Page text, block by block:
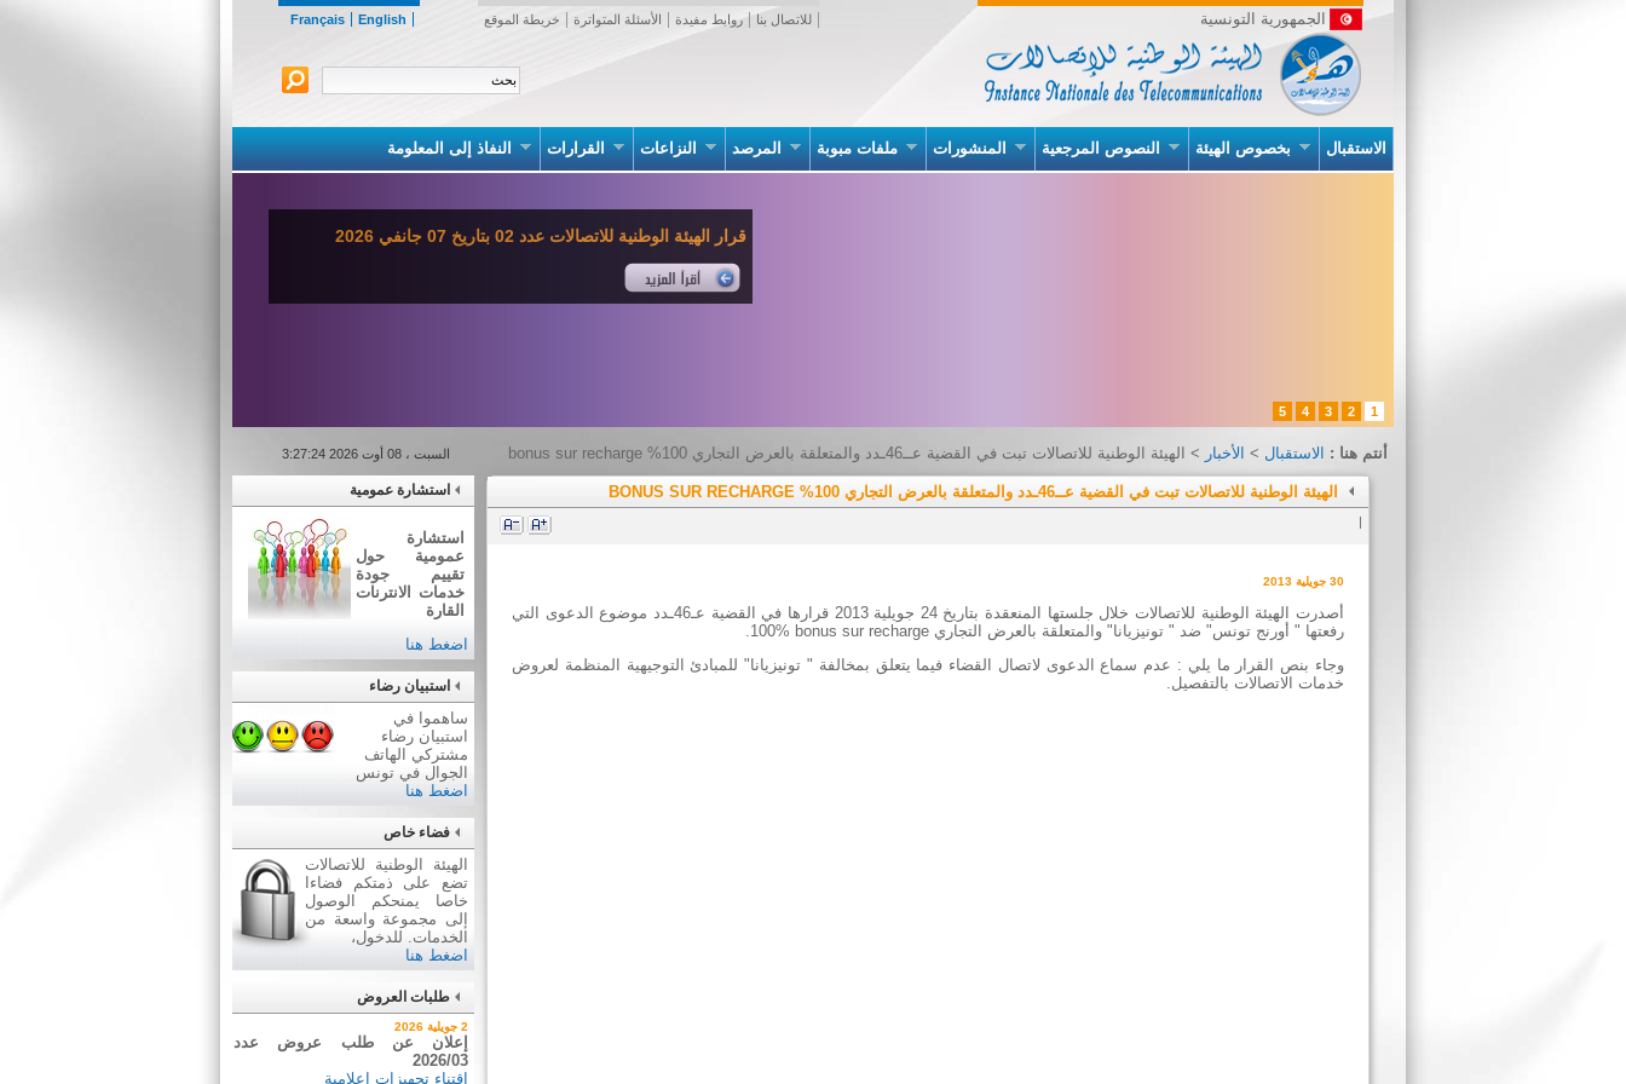
Français English للاتصال بنا روابط مفيدة الأسئلة المتواترة خريطة الموقع الجمهورية التونسية
الاستقبال بخصوص الهيئة النصوص المرجعية المنشورات ملفات مبوبة المرصد النزاعات القرارات النفاذ إلى المعلومة
قرار الهيئة الوطنية للاتصالات عدد 02 بتاريخ 07 جانفي 2026
1
2
3
4
5
أنتم هنا : الاستقبال > الأخبار > الهيئة الوطنية للاتصالات تبت في القضية عــ46ـدد والمتعلقة بالعرض التجاري 100% bonus sur recharge السبت ، 08 أوت 2026 3:27:24
استشارة عمومية
استشارة
عمومية حول
تقييم جودة
خدمات الانترنات
القارة
اضغط هنا
استبيان رضاء
ساهموا في
استبيان رضاء
مشتركي الهاتف
الجوال في تونس
اضغط هنا
فضاء خاص
الهيئة الوطنية للاتصالات
تضع على ذمتكم فضاءا
خاصا يمنحكم الوصول
إلى مجموعة واسعة من
الخدمات. للدخول،
اضغط هنا
طلبات العروض
7 أوت 2026
نتيجة بيع وسائل نقل عن طريق
ظروف مغلقة عدد 01/2026
بيع وسائل نقل عن طريق ظروف
2 جويلية 2026
إعلان عن طلب عروض عدد
2026/03
اقتناء تجهيزات إعلامية
الهيئة الوطنية للاتصالات تبت في القضية عــ46ـدد والمتعلقة بالعرض التجاري 100% BONUS SUR RECHARGE
|
30 جويلية 2013
أصدرت الهيئة الوطنية للاتصالات خلال جلستها المنعقدة بتاريخ 24 جويلية 2013 قرارها في القضية عـ46ـدد موضوع الدعوى التي
رفعتها " أورنج تونس" ضد " تونيزيانا" والمتعلقة بالعرض التجاري 100% bonus sur recharge
وجاء بنص القرار ما يلي : عدم سماع الدعوى لاتصال القضاء فيما يتعلق بمخالفة " تونيزيانا" للمبادئ التوجيهية المنظمة لعروض
خدمات الاتصالات بالتفصيل.